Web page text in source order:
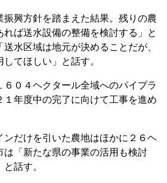
興方針を踏まえた結果。残りの農
ば送水設備の整備を検討する」と
水区域は地元が決めることだが、
てほしい」と話す。
０４ヘクタール全域へのパイプラ
１年度中の完了に向けて工事を進め
だけを引いた農地はほかに２６ヘ
は「新たな県の事業の活用も検討
話す。